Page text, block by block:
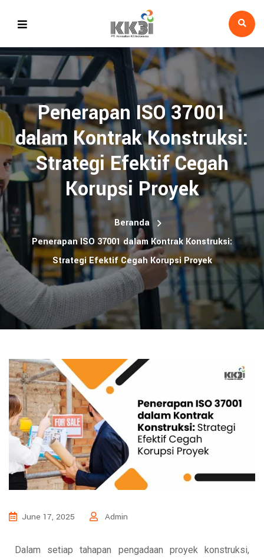
Penerapan ISO 37001
dalam Kontrak Konstruksi:
Strategi Efektif Cegah
Korupsi Proyek
Beranda
Penerapan ISO 37001 dalam Kontrak Konstruksi:
Strategi Efektif Cegah Korupsi Proyek
June 17, 2025 Admin
Dalam setiap tahapan pengadaan proyek konstruksi,